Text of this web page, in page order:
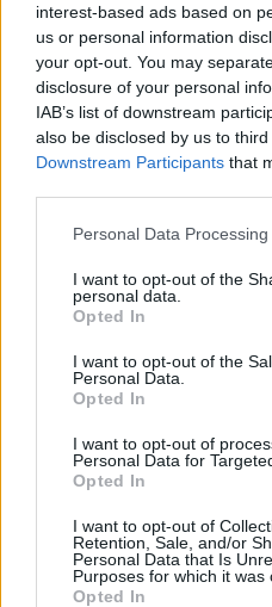
interest-based ads based on
us or personal information
your opt-out. You may
disclosure of your personal
IAB’s list of downstream
also be disclosed by us to
Downstream Participants that
Personal Data
I want to opt-out of the
personal data.
Opted In
I want to opt-out of the
Personal Data.
Opted In
I want to opt-out of
Personal Data for
Opted In
I want to opt-out of
Retention, Sale, and/or
Personal Data that Is
Purposes for which it was
Opted In
limitazione dell’utilizzo delle
preoccupanti subordinandone
L’iniziativa è rivolta a imprese e
interessate ad approfondire la
imprese del settore galvanico, ai
Tra le sostanze pericolose
occupano un posto di rilievo per
salute umana. Le sostanze
l’uomo, identificate dall’Agenzia
Cancro (IARC), sono più di 400 e
professionale. La principale
salute dei lavoratori sarebbe la
condizioni di utilizzo. Trovare
richiedere molto tempo.